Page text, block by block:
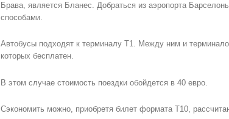
Брава, является Бланес. Добраться из аэропорта
способами.
Автобусы подходят к терминалу Т1. Между ним и
которых бесплатен.
В этом случае стоимость поездки обойдется в 40 евро.
Сэкономить можно, приобретя билет формата Т10,